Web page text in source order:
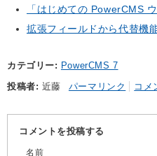
「はじめての PowerCMS
拡張フィールドから代替機
カテゴリー
PowerCMS 7
投稿者
近藤 パーマリンク コメ
コメントを投稿する
名前